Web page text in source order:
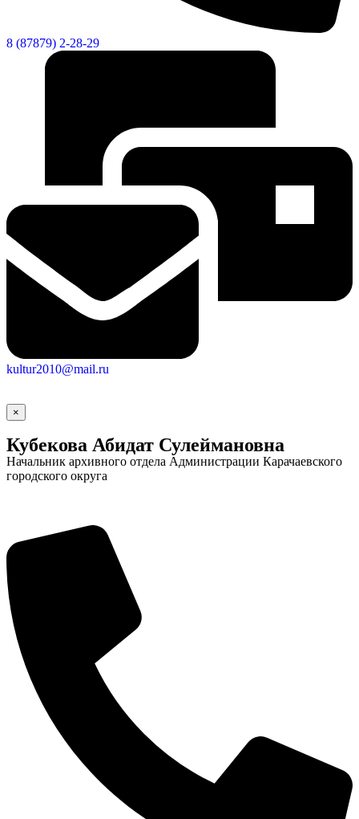
Контакты
Культурный
Веб
8 (87879) 2-28-29
kultur2010@mail.ru
×
Кубекова Абидат Сулеймановна
Начальник архивного отдела Администрации Карачаевского
городского округа